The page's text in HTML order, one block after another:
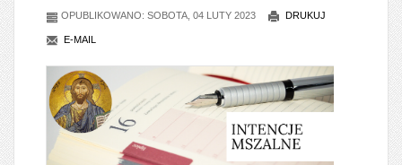
OPUBLIKOWANO: SOBOTA, 04 LUTY 2023 DRUKUJ
E-MAIL